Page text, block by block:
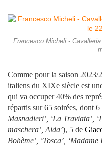
Francesco Micheli -
Comme pour la saison 2023/
italiens du XIXe siècle est
qui va occuper 40% des
répartis sur 65 soirées, dont 6
Masnadieri’, ‘La Traviata’,
maschera’, Aida’), 5 de
Bohème’, ‘Tosca’,